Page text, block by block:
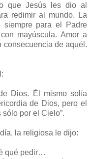
que Jesús les dio al
redimir al mundo. La
siempre para el Padre
mayúscula. Amor a
consecuencia de aquél.
Dios. Él mismo solía
de Dios, pero el
por el Cielo”.
la religiosa le dijo:
qué pedir…